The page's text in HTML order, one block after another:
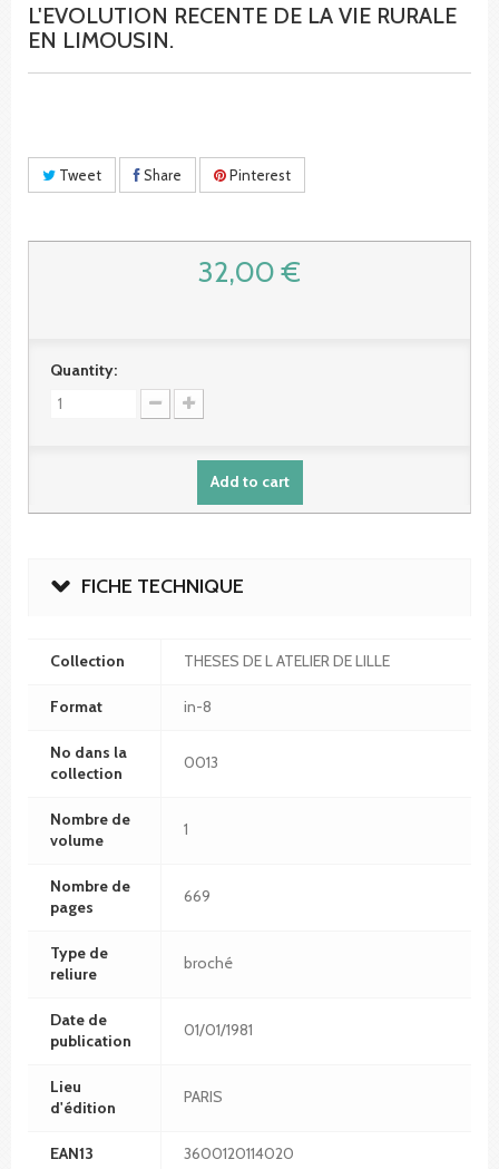
L'EVOLUTION RECENTE DE LA VIE RURALE
EN LIMOUSIN.
Tweet Share Pinterest
32,00 €
Quantity:
Add to cart
FICHE TECHNIQUE
Collection THESES DE L ATELIER DE LILLE
Format in-8
No dans la
collection
0013
Nombre de
volume
1
Nombre de
pages
669
Type de
reliure
broché
Date de
publication
01/01/1981
Lieu
d'édition
PARIS
EAN13 3600120114020